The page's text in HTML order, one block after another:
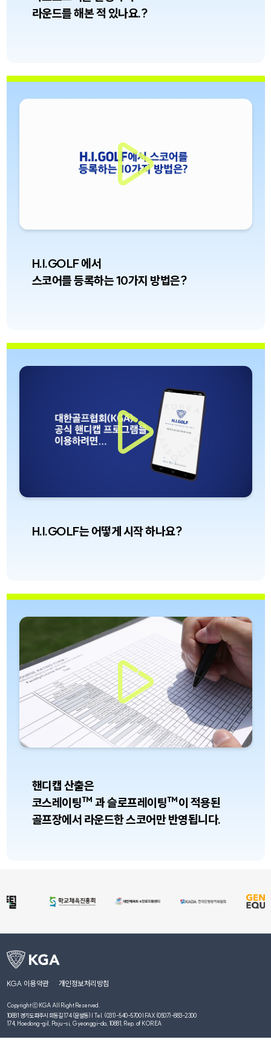
라운드를 해본 적 있나요.?
H.I.GOLF 에서
스코어를 등록하는 10가지 방법은?
H.I.GOLF는 어떻게 시작 하나요?
핸디캡 산출은
코스레이팅™ 과 슬로프레이팅™이 적용된
골프장에서 라운드한 스코어만 반영됩니다.
KGA 이용약관 개인정보처리방침
Copyright ⓒ KGA All Right Reserved.
10881 경기도 파주시 회동길 174 (문발동) | Tel. (031)-540-5700 | FAX (0507)-883-2300
174, Hoedong-gil, Paju-si, Gyeonggi-do, 10881, Rep. of KOREA